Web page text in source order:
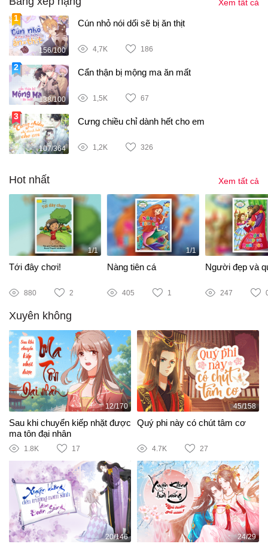
Xem tất cả
156/100
Cún nhỏ nói dối sẽ bị ăn thịt
4,7K 186
138/100
Cẩn thận bị mộng ma ăn mất
1,5K 67
107/364
Cưng chiều chỉ dành hết cho em
1,2K 326
Hot nhất Xem tất cả
1/1
Tới đây chơi!
880 2
1/1
Nàng tiên cá
405 1
Người đẹp và
247
Xuyên không
12/170
Sau khi chuyển kiếp nhặt được
ma tôn đại nhân
1.8K 17
45/158
Quý phi này có chút tâm cơ
4.7K 27
20/146 24/29